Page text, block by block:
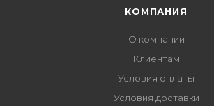
КОМПАНИЯ
О компании
Клиентам
Условия оплаты
Условия доставки